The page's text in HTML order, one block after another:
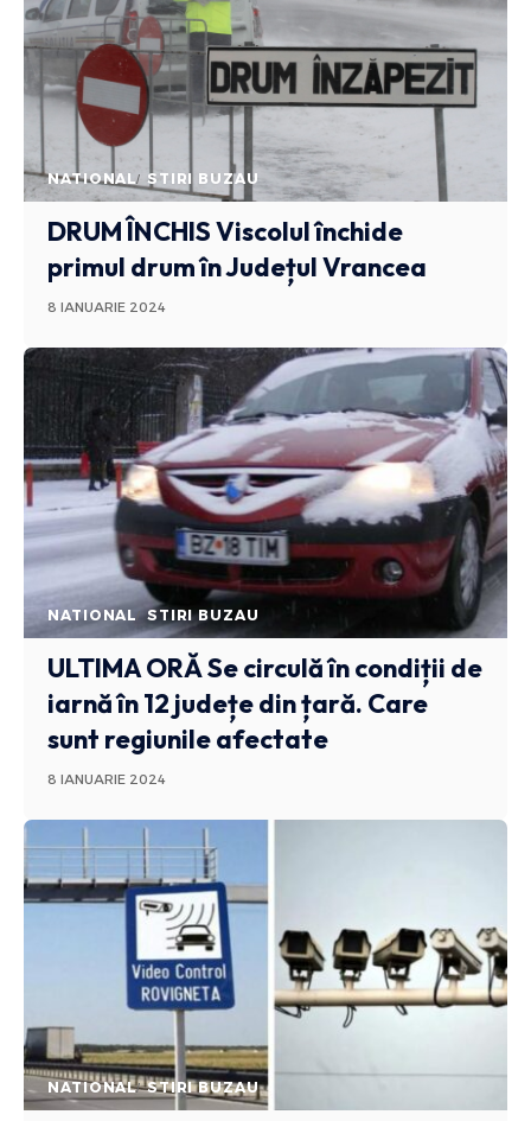
NATIONAL STIRI BUZAU
DRUM ÎNCHISViscolul închide
primul drum în Județul Vrancea
8 IANUARIE 2024
NATIONAL STIRI BUZAU
ULTIMA ORĂSe circulă în condiții de
iarnă în 12 județe din țară. Care
sunt regiunile afectate
8 IANUARIE 2024
NATIONAL STIRI BUZAU